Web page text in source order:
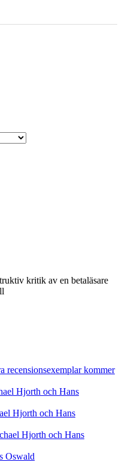
kritik av en betaläsare
recensionsexemplar kommer
Hjorth och Hans
Hjorth och Hans
Hjorth och Hans
Oswald